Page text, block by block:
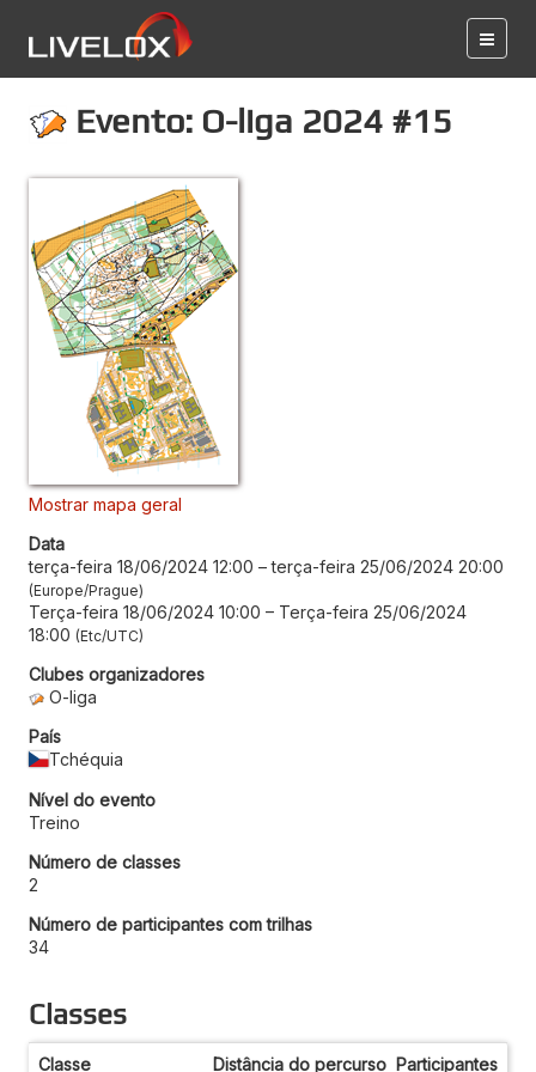
Evento: O-liga 2024 #15
Mostrar mapa geral
Data
terça-feira 18/06/2024 12:00 –terça-feira 25/06/2024 20:00
Europe/Prague
Terça-feira 18/06/2024 10:00 – Terça-feira 25/06/2024
18:00 Etc/UTC
Clubes organizadores
O-liga
País
Tchéquia
Nível do evento
Treino
Número de classes
2
Número de participantes com trilhas
34
Classes
Classe Distância do percurso Participantes